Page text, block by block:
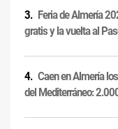
Feria de Almería
gratis y la vuelta al
Caen en Almería
del Mediterráneo: